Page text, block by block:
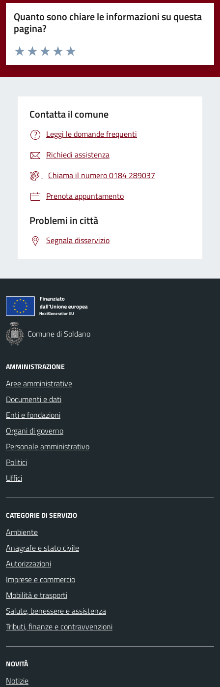
Quanto sono chiare le informazioni su questa
pagina?
Valuta da 1 a 5 stelle la pagina
Valuta 5 stelle su 5
Valuta 4 stelle su 5
Valuta 3 stelle su 5
Valuta 2 stelle su 5
Valuta 1 stelle su 5
Contatta il comune
Leggi le domande frequenti
Richiedi assistenza
Chiama il numero 0184 289037
Prenota appuntamento
Problemi in città
Segnala disservizio
Comune di Soldano
AMMINISTRAZIONE
Aree amministrative
Documenti e dati
Enti e fondazioni
Organi di governo
Personale amministrativo
Politici
Uffici
CATEGORIE DI SERVIZIO
Ambiente
Anagrafe e stato civile
Autorizzazioni
Imprese e commercio
Mobilità e trasporti
Salute, benessere e assistenza
Tributi, finanze e contravvenzioni
NOVITÀ
Notizie